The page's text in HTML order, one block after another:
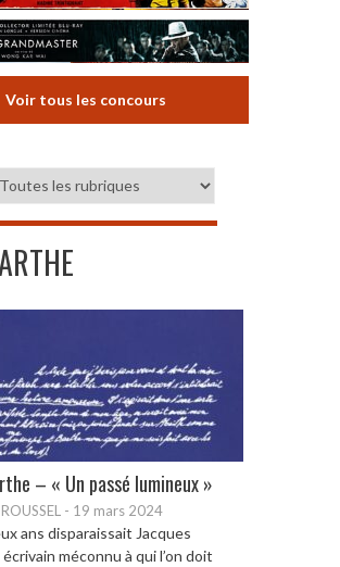
Voir tous les concours
– « Un passé lumineux »
- 19 mars 2024
ans disparaissait Jacques
méconnu à qui l’on doit